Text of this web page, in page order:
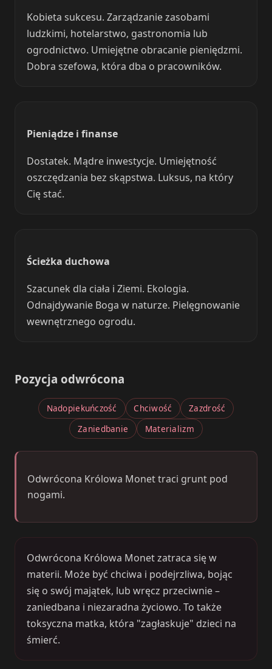
Kobieta sukcesu. Zarządzanie zasobami
ludzkimi, hotelarstwo, gastronomia lub
ogrodnictwo. Umiejętne obracanie pieniędzmi.
Dobra szefowa, która dba o pracowników.
Pieniądze i finanse
Dostatek. Mądre inwestycje. Umiejętność
oszczędzania bez skąpstwa. Luksus, na który
Cię stać.
Ścieżka duchowa
Szacunek dla ciała i Ziemi. Ekologia.
Odnajdywanie Boga w naturze. Pielęgnowanie
wewnętrznego ogrodu.
Pozycja odwrócona
Nadopiekuńczość Chciwość
Zazdrość
Zaniedbanie
Materializm
Odwrócona Królowa Monet traci grunt pod
nogami.
Odwrócona Królowa Monet zatraca się w
materii. Może być chciwa i podejrzliwa, bojąc
się o swój majątek, lub wręcz przeciwnie –
zaniedbana i niezaradna życiowo. To także
toksyczna matka, która "zagłaskuje" dzieci na
śmierć.